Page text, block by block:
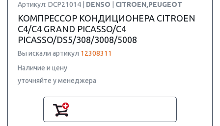
Артикул: DCP21014 | DENSO CITROEN,PEUGEOT
КОМПРЕССОР КОНДИЦИОНЕРА CITROEN
C4/C4 GRAND PICASSO/C4
PICASSO/DS5/308/3008/5008
Вы искали артикул 12308311
Наличие и цену
уточняйте у менеджера